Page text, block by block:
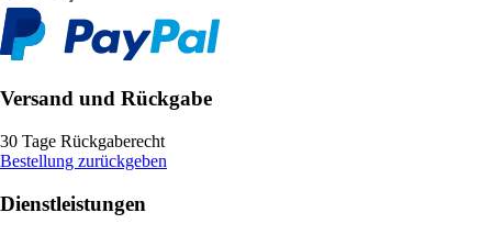
Versand und Rückgabe
30 Tage Rückgaberecht
Bestellung zurückgeben
Dienstleistungen